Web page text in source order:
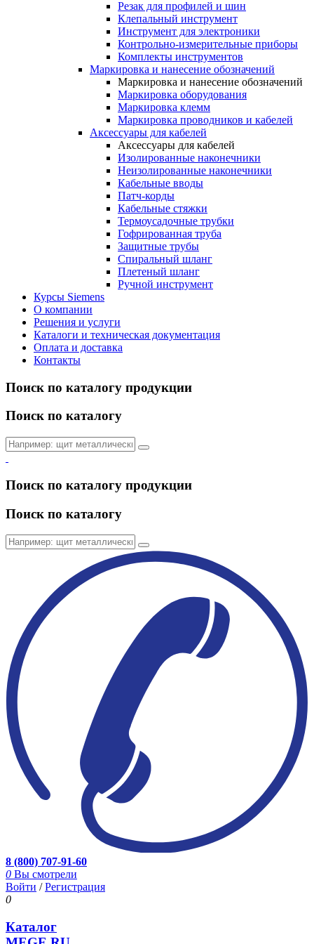
Резак для профилей и шин
Клепальный инструмент
Инструмент для электроники
Контрольно-измерительные приборы
Комплекты инструментов
Маркировка и нанесение обозначений
Маркировка и нанесение обозначений
Маркировка оборудования
Маркировка клемм
Маркировка проводников и кабелей
Аксессуары для кабелей
Аксессуары для кабелей
Изолированные наконечники
Неизолированные наконечники
Кабельные вводы
Патч-корды
Кабельные стяжки
Термоусадочные трубки
Гофрированная труба
Защитные трубы
Спиральный шланг
Плетеный шланг
Ручной инструмент
Курсы Siemens
О компании
Решения и услуги
Каталоги и техническая документация
Оплата и доставка
Контакты
Поиск по каталогу продукции
Поиск по каталогу
Поиск по каталогу продукции
Поиск по каталогу
8 (800) 707-91-60
0 Вы смотрели
Войти /Регистрация
0
Каталог